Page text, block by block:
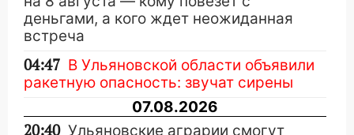
деньгами, а кого ждет неожиданная
встреча
04:47 В Ульяновской области объявили
ракетную опасность: звучат сирены
07.08.2026
20:40 Ульяновские аграрии смогут